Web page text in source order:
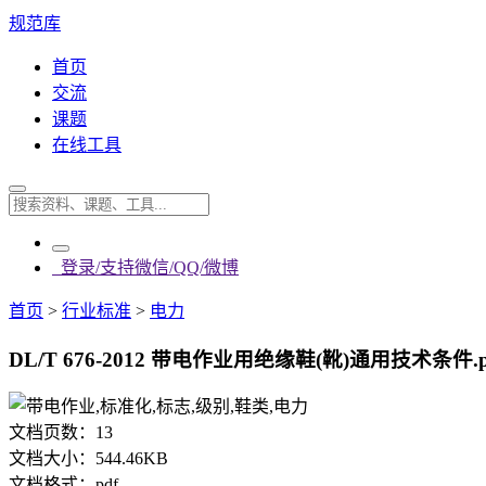
规范库
首页
交流
课题
在线工具
登录/支持微信/QQ/微博
首页 > 行业标准 > 电力
DL/T 676-2012 带电作业用绝缘鞋(靴)通用技术条件
文档页数： 13
文档大小： 544.46KB